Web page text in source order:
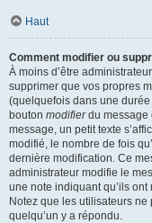
Haut
Comment modifier ou
À moins d’être
supprimer que vos propres
(quelquefois dans une
bouton modifierdu message
message, un petit texte
modifié, le nombre de fois
dernière modification. Ce
administrateur modifie le
une note indiquant qu’ils
Notez que les utilisateurs
quelqu’un y a répondu.